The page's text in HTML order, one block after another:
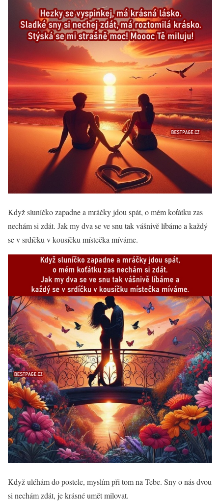
Když sluníčko zapadne a mráčky jdou spát, o mém koťátku zas
nechám si zdát. Jak my dva se ve snu tak vášnivě líbáme a každý
se v srdíčku v kousíčku místečka míváme.
Když uléhám do postele, myslím při tom na Tebe. Sny o nás dvou
si nechám zdát, je krásné umět milovat.